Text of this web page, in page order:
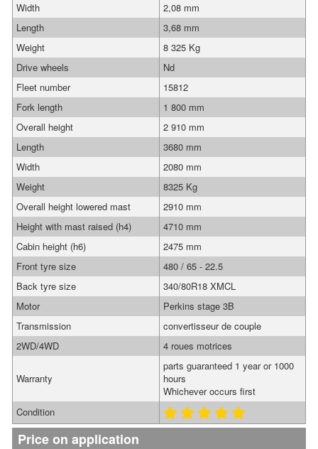
Width
2,08 mm
Length
3,68 mm
Weight
8 325 Kg
Drive wheels
Nd
Fleet number
15812
Fork length
1 800 mm
Overall height
2 910 mm
Length
3680 mm
Width
2080 mm
Weight
8325 Kg
Overall height lowered mast
2910 mm
Height with mast raised (h4)
4710 mm
Cabin height (h6)
2475 mm
Front tyre size
480 / 65 - 22.5
Back tyre size
340/80R18 XMCL
Motor
Perkins stage 3B
Transmission
convertisseur de couple
2WD/4WD
4 roues motrices
Warranty
parts guaranteed 1 year or 1000
hours
Whichever occurs first
Condition
Price on application